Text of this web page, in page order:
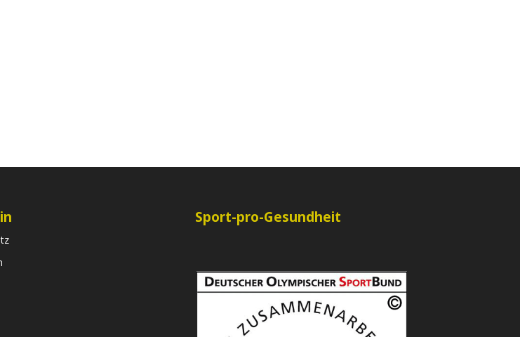
Sport-pro-Gesundheit